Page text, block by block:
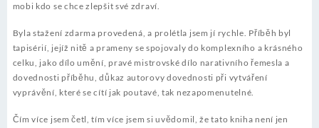
mobi kdo se chce zlepšit své zdraví.
Byla stažení zdarma​ provedená, a prolétla jsem jí rychle. Příběh byl
tapisérií, jejíž nitě a prameny se spojovaly do komplexního a krásného
celku, jako dílo umění, pravé mistrovské dílo narativního řemesla a
dovednosti příběhu, důkaz autorovy dovednosti při vytváření
vyprávění, které se cítí jak poutavé, tak nezapomenutelné.
Čím více jsem četl, tím více jsem si uvědomil, že tato kniha není jen